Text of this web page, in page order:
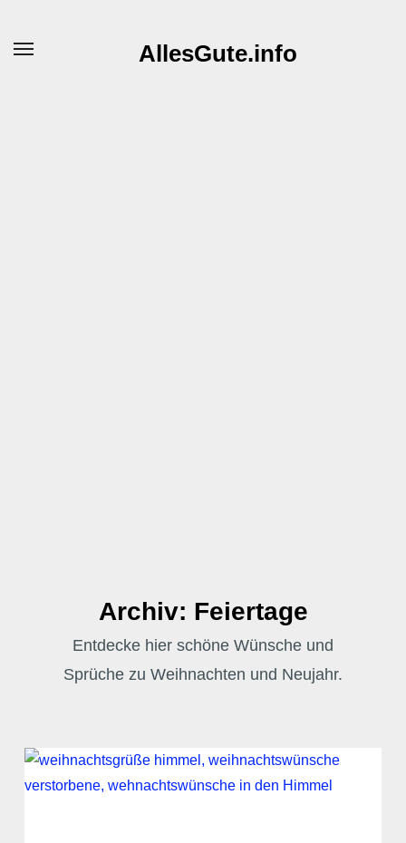
AllesGute.info
Archiv: Feiertage
Entdecke hier schöne Wünsche und
Sprüche zu Weihnachten und Neujahr.